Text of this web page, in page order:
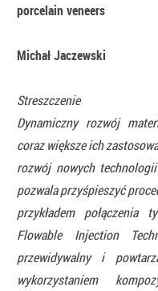
porcelain veneers
Michał Jaczewski
Streszczenie
Dynamiczny rozwój
coraz większe ich
rozwój nowych
pozwala przyśpieszyć
przykładem
Flowable Injection
przewidywalny i
wykorzystaniem